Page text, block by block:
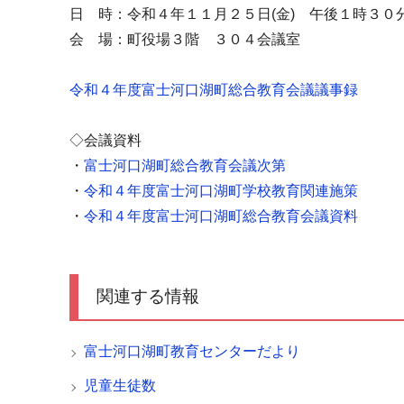
日 時：令和４年１１月２５日(金) 午後１時３０
会 場：町役場３階 ３０４会議室
令和４年度富士河口湖町総合教育会議議事録
◇会議資料
・ 富士河口湖町総合教育会議次第
・ 令和４年度富士河口湖町学校教育関連施策
・ 令和４年度富士河口湖町総合教育会議資料
関連する情報
富士河口湖町教育センターだより
児童生徒数